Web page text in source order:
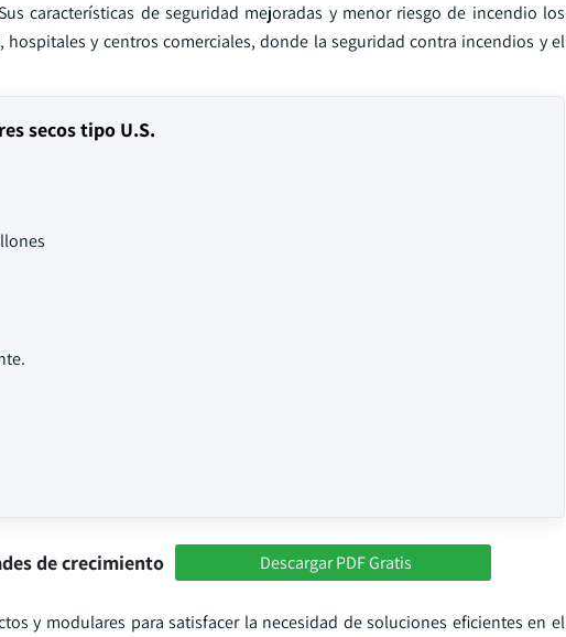
características de seguridad mejoradas y menor riesgo de incendio los
y centros comerciales, donde la seguridad contra incendios y el
secos tipo U.S.
de crecimiento Descargar PDF Gratis
y modulares para satisfacer la necesidad de soluciones eficientes en el